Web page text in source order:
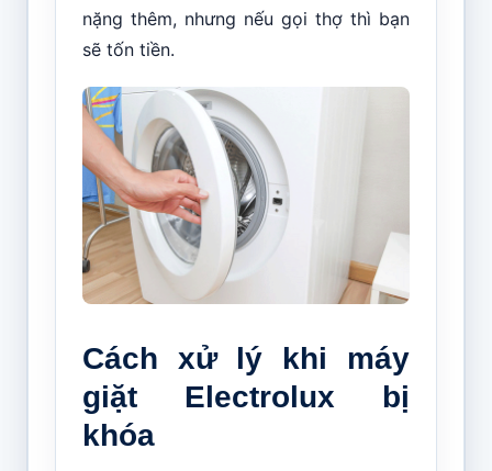
nặng thêm, nhưng nếu gọi thợ thì bạn
sẽ tốn tiền.
Cách xử lý khi máy
giặt Electrolux bị
khóa